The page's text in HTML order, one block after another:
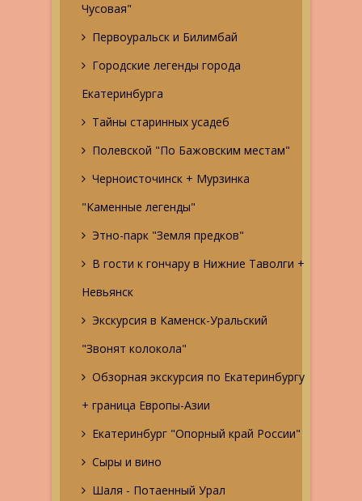
Чусовая"
Первоуральск и Билимбай
Городские легенды города
Екатеринбурга
Тайны старинных усадеб
Полевской "По Бажовским местам"
Черноисточинск + Мурзинка
"Каменные легенды"
Этно-парк "Земля предков"
В гости к гончару в Нижние Таволги +
Невьянск
Экскурсия в Каменск-Уральский
"Звонят колокола"
Обзорная экскурсия по Екатеринбургу
+ граница Европы-Азии
Екатеринбург "Опорный край России"
Сыры и вино
Шаля - Потаенный Урал